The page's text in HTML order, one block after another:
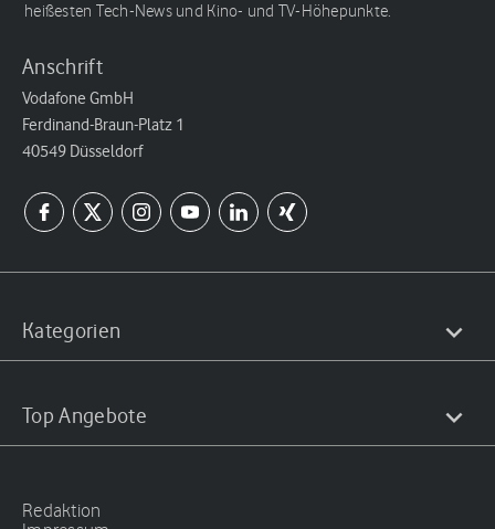
heißesten Tech-News und Kino- und TV-Höhepunkte.
Anschrift
Vodafone GmbH
Ferdinand-Braun-Platz 1
40549 Düsseldorf
Kategorien
Top Angebote
Redaktion